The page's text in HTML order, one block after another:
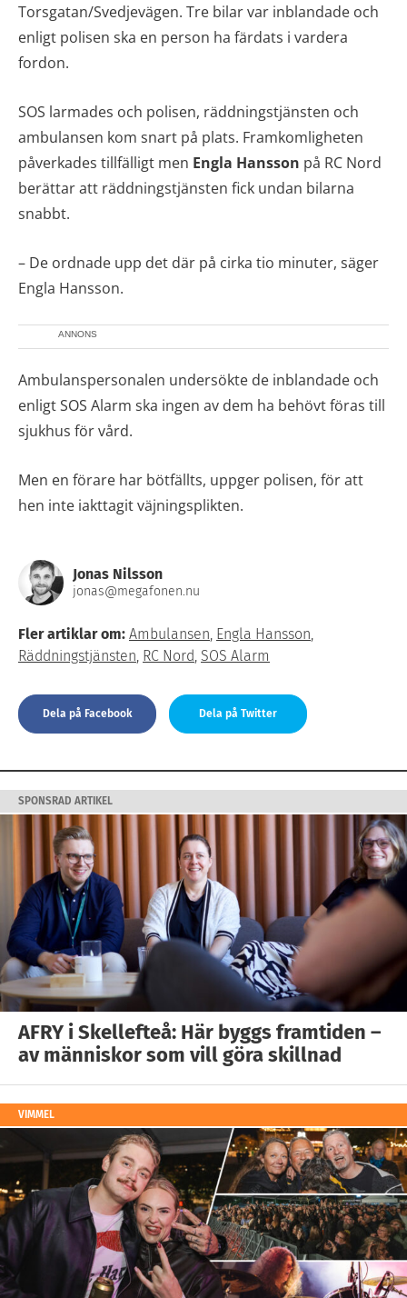
Torsgatan/Svedjevägen. Tre bilar var inblandade och
enligt polisen ska en person ha färdats i vardera
fordon.
SOS larmades och polisen, räddningstjänsten och
ambulansen kom snart på plats. Framkomligheten
påverkades tillfälligt men Engla Hansson på RC Nord
berättar att räddningstjänsten fick undan bilarna
snabbt.
– De ordnade upp det där på cirka tio minuter, säger
Engla Hansson.
ANNONS
Ambulanspersonalen undersökte de inblandade och
enligt SOS Alarm ska ingen av dem ha behövt föras till
sjukhus för vård.
Men en förare har bötfällts, uppger polisen, för att
hen inte iakttagit väjningsplikten.
Jonas Nilsson
jonas@megafonen.nu
Fler artiklar om: Ambulansen, Engla Hansson,
Räddningstjänsten, RC Nord, SOS Alarm
Dela på Facebook Dela på Twitter
SPONSRAD ARTIKEL
AFRY i Skellefteå: Här byggs framtiden –
av människor som vill göra skillnad
VIMMEL